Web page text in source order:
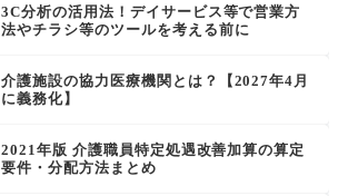
3C分析の活用法！デイサービス等で営業方
法やチラシ等のツールを考える前に
介護施設の協力医療機関とは？【2027年4月
に義務化】
2021年版 介護職員特定処遇改善加算の算定
要件・分配方法まとめ